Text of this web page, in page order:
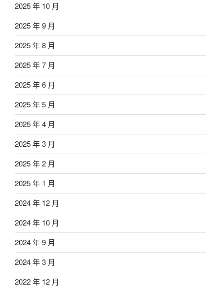
2025 年 10 月
2025 年 9 月
2025 年 8 月
2025 年 7 月
2025 年 6 月
2025 年 5 月
2025 年 4 月
2025 年 3 月
2025 年 2 月
2025 年 1 月
2024 年 12 月
2024 年 10 月
2024 年 9 月
2024 年 3 月
2022 年 12 月